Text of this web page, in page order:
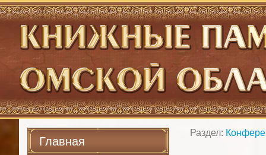
Главная
Раздел: